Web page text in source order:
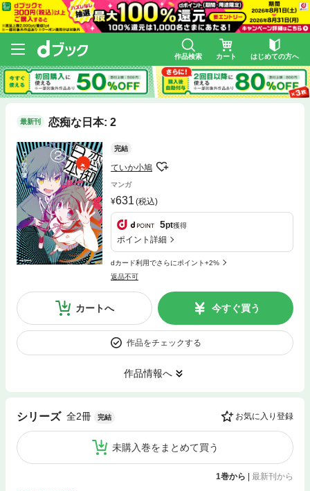
作品検索 カート はじめての方へ
最新刊 恋痴な日本: 2
完結
ていか小鳩
マンガ
631 (税込)
5pt獲得
ポイント詳細
dカード利用でさらにポイント+2%
返品不可
カートへ 今すぐ買う
作品をチェックする
作品情報へ
シリーズ 全2冊 完結 お気に入り登録
未購入巻をまとめて買う
1巻から 最新刊から